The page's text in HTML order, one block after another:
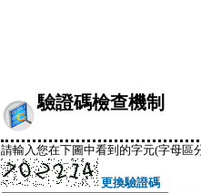
驗證碼檢查機制
請輸入您在下圖中看到的字元(字母區
更換驗證碼